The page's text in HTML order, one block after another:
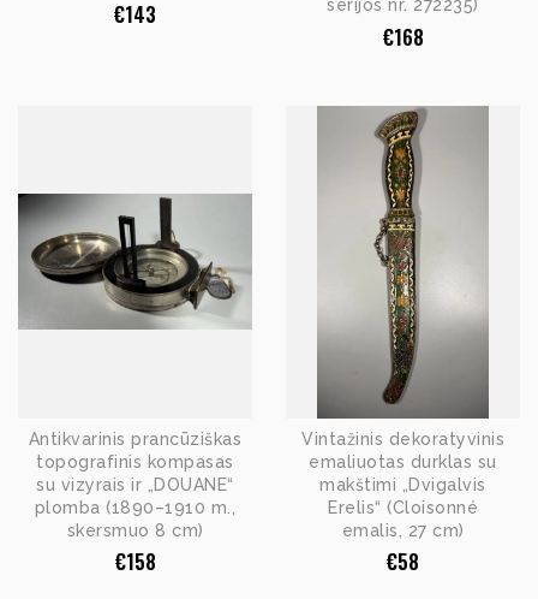
€143
serijos nr. 272235)
€168
Antikvarinis prancūziškas
topografinis kompasas
su vizyrais ir „DOUANE“
plomba (1890–1910 m.,
skersmuo 8 cm)
€158
Vintažinis dekoratyvinis
emaliuotas durklas su
makštimi „Dvigalvis
Erelis“ (Cloisonné
emalis, 27 cm)
€58